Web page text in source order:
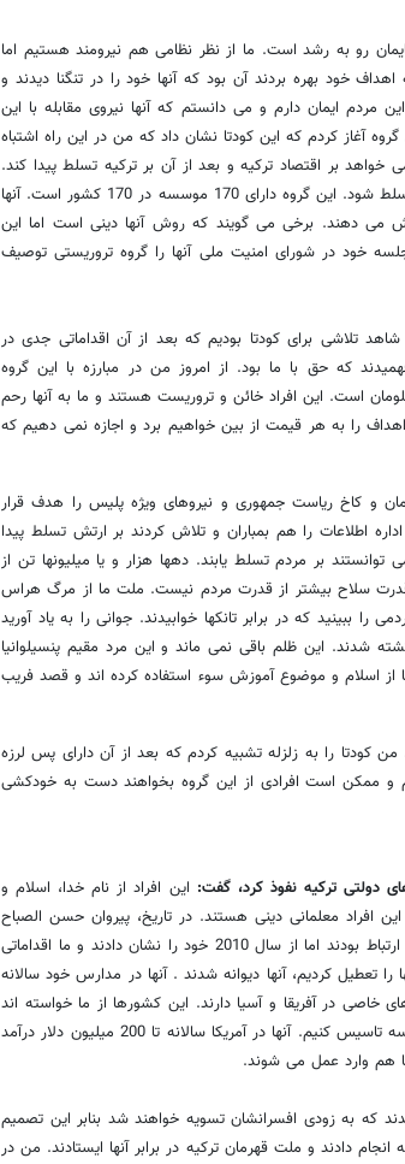
رو به رشد است. ما از نظر نظامی هم نیرومند هستیم اما
خود بهره بردند آن بود که آنها خود را در تنگنا دیدند و
مردم ایمان دارم و می دانستم که آنها نیروی مقابله با این
ای جدی را ضد این گروه آغاز کردم که این کودتا نشان داد که من در این راه اشتباه
بر اقتصاد ترکیه و بعد از آن بر ترکیه تسلط پیدا کند.
این گروه حتی می خواهد بر کشورهای آفریقایی هم مسلط شود. این گروه دارای 170 موسسه در 170 کشور است. آنها
می دهند. برخی می گویند که روش آنها دینی است اما این
خود در شورای امنیت ملی آنها را گروه تروریستی توصیف
جمهوری ترکیه ادامه داد: در 17 دسامبر 2013 شاهد تلاشی برای کودتا بودیم که بعد از آن اقداماتی جدی در
که حق با ما بود. از امروز من در مبارزه با این گروه
است. این افراد خائن و تروریست هستند و ما به آنها رحم
را به هر قیمت از بین خواهیم برد و اجازه نمی دهیم که
و کاخ ریاست جمهوری و نیروهای ویژه پلیس را هدف قرار
اداره اطلاعات را هم بمباران و تلاش کردند بر ارتش تسلط پیدا
بر مردم تسلط یابند. دهها هزار و یا میلیونها تن از
قدرت سلاح بیشتر از قدرت مردم نیست. ملت ما از مرگ هراس
ببینید که در برابر تانکها خوابیدند. جوانی را به یاد آورید
شدند. این ظلم باقی نمی ماند و این مرد مقیم پنسیلوانیا
از اسلام و موضوع آموزش سوء استفاده کرده اند و قصد فریب
کودتا را به زلزله تشبیه کردم که بعد از آن دارای پس لرزه
و ممکن است افرادی از این گروه بخواهند دست به خودکشی
دولتی ترکیه نفوذ کرد، گفت: این افراد از نام خدا، اسلام و
افراد معلمانی دینی هستند. در تاریخ، پیروان حسن الصباح
هم این چنین بودند. پیروان گولن با اقشار مختلف در ارتباط بودند اما از سال 2010 خود را نشان دادند و ما اقداماتی
تعطیل کردیم، آنها دیوانه شدند . آنها در مدارس خود سالانه
خاصی در آفریقا و آسیا دارند. این کشورها از ما خواسته اند
که از دست گروه گولن نجاتشان دهیم و برایشان مدرسه تاسیس کنیم. آنها در آمریکا سالانه تا 200 میلیون دلار درآمد
هم وارد عمل می شوند.
که به زودی افسرانشان تسویه خواهند شد بنابر این تصمیم
دادند و ملت قهرمان ترکیه در برابر آنها ایستادند. من در